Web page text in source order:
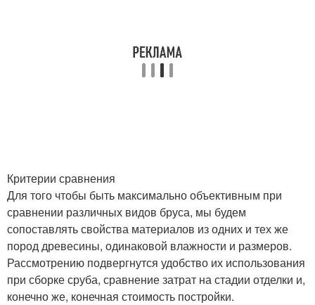
Критерии сравнения
Для того чтобы быть максимально объективным при
сравнении различных видов бруса, мы будем
сопоставлять свойства материалов из одних и тех же
пород древесины, одинаковой влажности и размеров.
Рассмотрению подвергнутся удобство их использования
при сборке сруба, сравнение затрат на стадии отделки и,
конечно же, конечная стоимость постройки.